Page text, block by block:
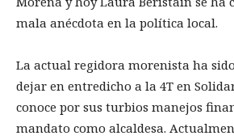
mala anécdota en la política local.
La actual regidora morenista ha
dejar en entredicho a la 4T en
conoce por sus turbios manejos
mandato como alcaldesa.